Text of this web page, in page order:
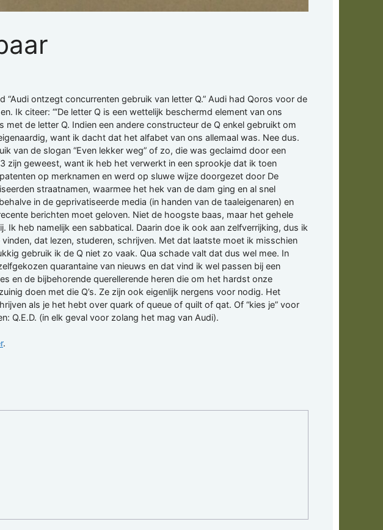
ontzegt concurrenten gebruik van letter Q.” Audi had Qoros voor de
Ik citeer: “‘De letter Q is een wettelijk beschermd element van ons
de letter Q. Indien een andere constructeur de Q enkel gebruikt om
want ik dacht dat het alfabet van ons allemaal was. Nee dus.
van de slogan “Even lekker weg” of zo, die was geclaimd door een
zijn geweest, want ik heb het verwerkt in een sprookje dat ik toen
op merknamen en werd op sluwe wijze doorgezet door De
straatnamen, waarmee het hek van de dam ging en al snel
in de geprivatiseerde media (in handen van de taaleigenaren) en
berichten moet geloven. Niet de hoogste baas, maar het gehele
heb namelijk een sabbatical. Daarin doe ik ook aan zelfverrijking, dus ik
dat lezen, studeren, schrijven. Met dat laatste moet ik misschien
gebruik ik de Q niet zo vaak. Qua schade valt dat dus wel mee. In
quarantaine van nieuws en dat vind ik wel passen bij een
en de bijbehorende querellerende heren die om het hardst onze
doen met die Q’s. Ze zijn ook eigenlijk nergens voor nodig. Het
als je het hebt over quark of queue of quilt of qat. Of “kies je” voor
Q.E.D. (in elk geval voor zolang het mag van Audi).
.